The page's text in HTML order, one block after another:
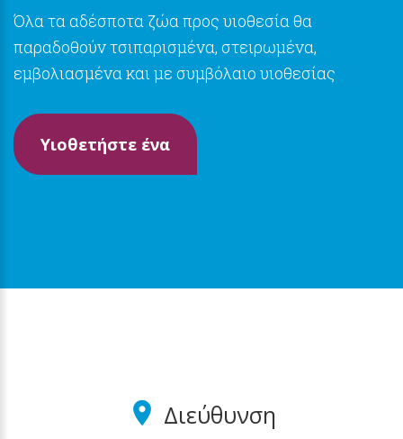
Όλα τα αδέσποτα ζώα προς υιοθεσία θα
παραδοθούν τσιπαρισμένα, στειρωμένα,
εμβολιασμένα και με συμβόλαιο υιοθεσίας
Υιοθετήστε ένα
Διεύθυνση